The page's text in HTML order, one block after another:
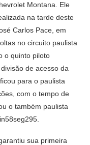
Montana. Ele
na tarde deste
Carlos Pace, em
no circuito paulista
o quinto piloto
de acesso da
para o paulista
com o tempo de
o também paulista
sua primeira